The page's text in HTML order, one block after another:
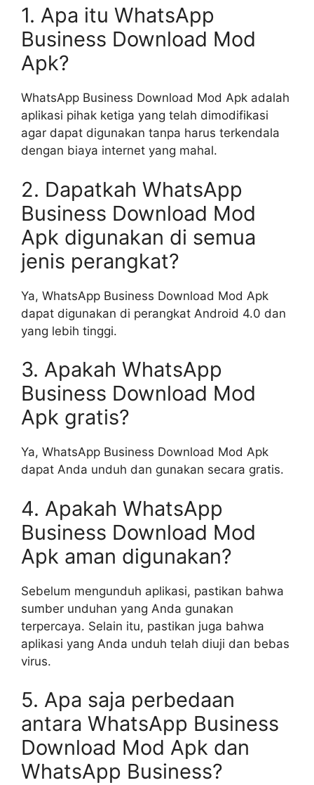
1. Apa itu WhatsApp
Business Download Mod
Apk?
WhatsApp Business Download Mod Apk adalah
aplikasi pihak ketiga yang telah dimodifikasi
agar dapat digunakan tanpa harus terkendala
dengan biaya internet yang mahal.
2. Dapatkah WhatsApp
Business Download Mod
Apk digunakan di semua
jenis perangkat?
Ya, WhatsApp Business Download Mod Apk
dapat digunakan di perangkat Android 4.0 dan
yang lebih tinggi.
3. Apakah WhatsApp
Business Download Mod
Apk gratis?
Ya, WhatsApp Business Download Mod Apk
dapat Anda unduh dan gunakan secara gratis.
4. Apakah WhatsApp
Business Download Mod
Apk aman digunakan?
Sebelum mengunduh aplikasi, pastikan bahwa
sumber unduhan yang Anda gunakan
terpercaya. Selain itu, pastikan juga bahwa
aplikasi yang Anda unduh telah diuji dan bebas
virus.
5. Apa saja perbedaan
antara WhatsApp Business
Download Mod Apk dan
WhatsApp Business?